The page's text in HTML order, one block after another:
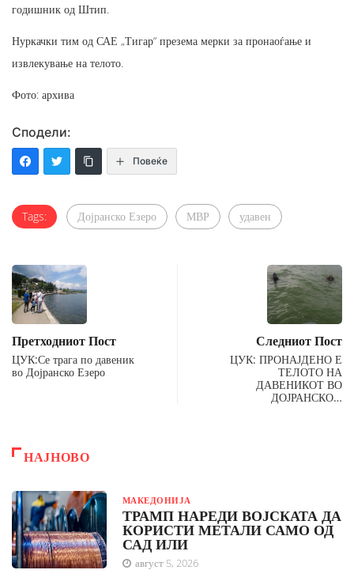
годишник од Штип.
Нуркачки тим од САЕ „Тигар“ презема мерки за пронаоѓање и
извлекување на телото.
Фото: архива
Сподели:
Повеќе
Tags: Дојранско Езеро МВР удавен
Претходниот Пост
ЦУК:Се трага по давеник
во Дојранско Езеро
Следниот Пост
ЦУК: ПРОНАЈДЕНО Е
ТЕЛОТО НА
ДАВЕНИКОТ ВО
ДОЈРАНСКО…
НАЈНОВО
МАКЕДОНИЈА
ТРАМП НАРЕДИ ВОЈСКАТА ДА
КОРИСТИ МЕТАЛИ САМО ОД
САД ИЛИ
август 5, 2026